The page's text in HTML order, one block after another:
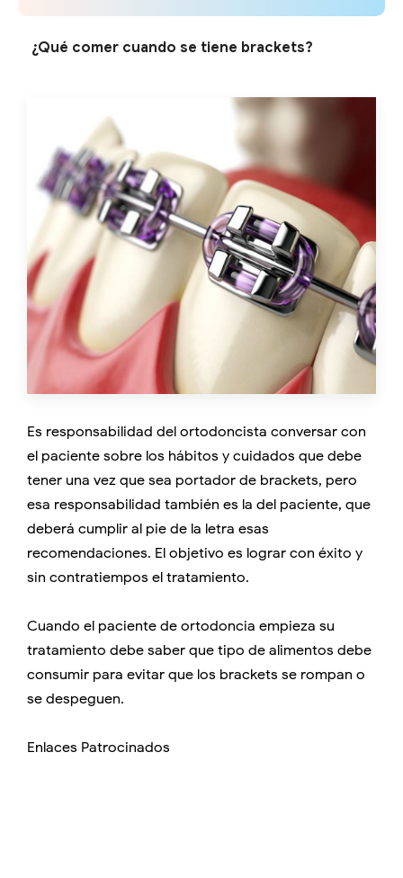
¿Qué comer cuando se tiene brackets?
Es responsabilidad del ortodoncista conversar con
el paciente sobre los hábitos y cuidados que debe
tener una vez que sea portador de brackets, pero
esa responsabilidad también es la del paciente, que
deberá cumplir al pie de la letra esas
recomendaciones. El objetivo es lograr con éxito y
sin contratiempos el tratamiento.
Cuando el paciente de ortodoncia empieza su
tratamiento debe saber que tipo de alimentos debe
consumir para evitar que los brackets se rompan o
se despeguen.
Enlaces Patrocinados